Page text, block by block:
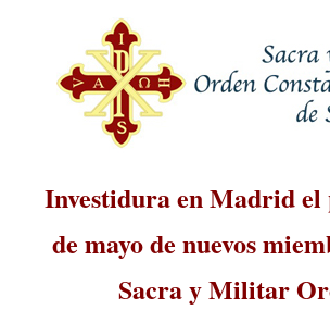
Investidura en Madrid
de mayo de nuevos
Sacra y Militar